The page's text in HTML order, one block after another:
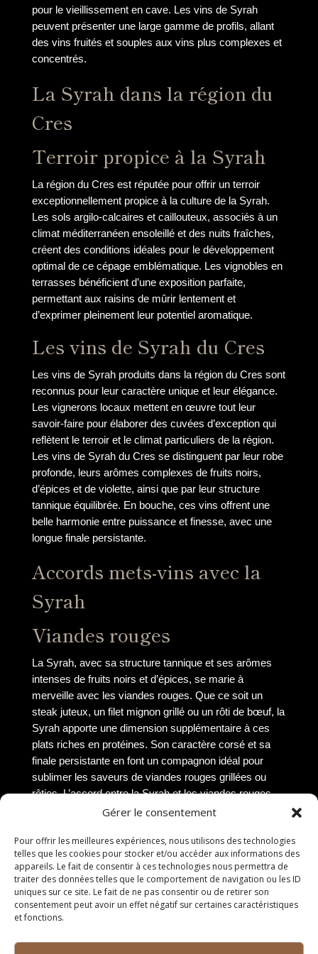
Gérer le consentement
Pour offrir les meilleures expériences, nous utilisons des technologies
telles que les cookies pour stocker et/ou accéder aux informations des
appareils. Le fait de consentir à ces technologies nous permettra de
traiter des données telles que le comportement de navigation ou les ID
uniques sur ce site. Le fait de ne pas consentir ou de retirer son
consentement peut avoir un effet négatif sur certaines caractéristiques
et fonctions.
pour le vieillissement en cave. Les vins de Syrah
peuvent présenter une large gamme de profils, allant
des vins fruités et souples aux vins plus complexes et
concentrés.
La Syrah dans la région du
Cres
Terroir propice à la Syrah
La région du Cres est réputée pour offrir un terroir
exceptionnellement propice à la culture de la Syrah.
Les sols argilo-calcaires et caillouteux, associés à un
climat méditerranéen ensoleillé et des nuits fraîches,
créent des conditions idéales pour le développement
optimal de ce cépage emblématique. Les vignobles en
terrasses bénéficient d’une exposition parfaite,
permettant aux raisins de mûrir lentement et
d’exprimer pleinement leur potentiel aromatique.
Les vins de Syrah du Cres
Les vins de Syrah produits dans la région du Cres sont
reconnus pour leur caractère unique et leur élégance.
Les vignerons locaux mettent en œuvre tout leur
savoir-faire pour élaborer des cuvées d’exception qui
reflètent le terroir et le climat particuliers de la région.
Les vins de Syrah du Cres se distinguent par leur robe
profonde, leurs arômes complexes de fruits noirs,
d’épices et de violette, ainsi que par leur structure
tannique équilibrée. En bouche, ces vins offrent une
belle harmonie entre puissance et finesse, avec une
longue finale persistante.
Accords mets-vins avec la
Syrah
Viandes rouges
La Syrah, avec sa structure tannique et ses arômes
intenses de fruits noirs et d’épices, se marie à
merveille avec les viandes rouges. Que ce soit un
steak juteux, un filet mignon grillé ou un rôti de bœuf, la
Syrah apporte une dimension supplémentaire à ces
plats riches en protéines. Son caractère corsé et sa
finale persistante en font un compagnon idéal pour
sublimer les saveurs de viandes rouges grillées ou
rôties. L’accord entre la Syrah et les viandes rouges
est une véritable symphonie gustative qui ravira les
Fromages affinés
Les fromages affinés, avec leur palette de saveurs
complexes et intenses, trouvent en la Syrah un
partenaire de choix. Que ce soit un fromage de brebis,